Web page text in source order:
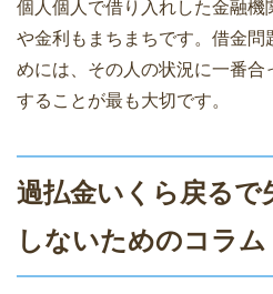
個人個人で借り入れした金融機
や金利もまちまちです。借金問
めには、その人の状況に一番合
することが最も大切です。
過払金いくら戻るで
しないためのコラム